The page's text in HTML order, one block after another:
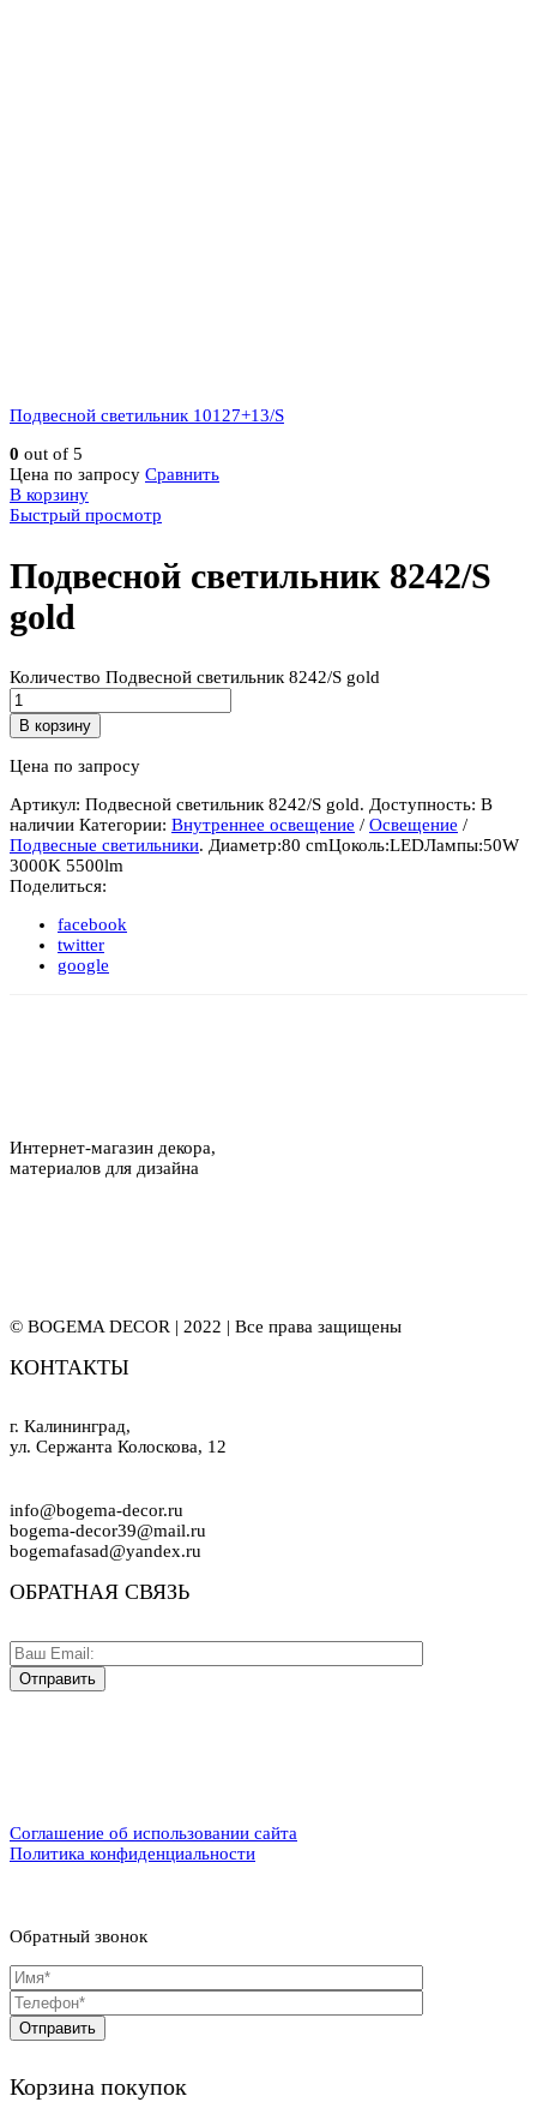
Подвесной светильник 10127+13/S
0 out of 5
Цена по запросу Сравнить
В корзину
Быстрый просмотр
Подвесной светильник 8242/S
gold
Количество Подвесной светильник 8242/S gold
В корзину
Цена по запросу
Артикул: Подвесной светильник 8242/S gold. Доступность: В
наличии Категории: Внутреннее освещение / Освещение /
Подвесные светильники. Диаметр:80 cmЦоколь:LEDЛампы:50W
3000K 5500lm
Поделиться:
facebook
twitter
google
Интернет-магазин декора,
материалов для дизайна
© BOGEMA DECOR | 2022 | Все права защищены
КОНТАКТЫ
г. Калининград,
ул. Сержанта Колоскова, 12
info@bogema-decor.ru
bogema-decor39@mail.ru
bogemafasad@yandex.ru
ОБРАТНАЯ СВЯЗЬ
Соглашение об использовании сайта
Политика конфиденциальности
Обратный звонок
Корзина покупок